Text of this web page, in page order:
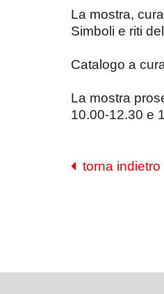
La mostra,
Simboli e riti
Catalogo a
La mostra
10.00-12.30 e
torna indietro